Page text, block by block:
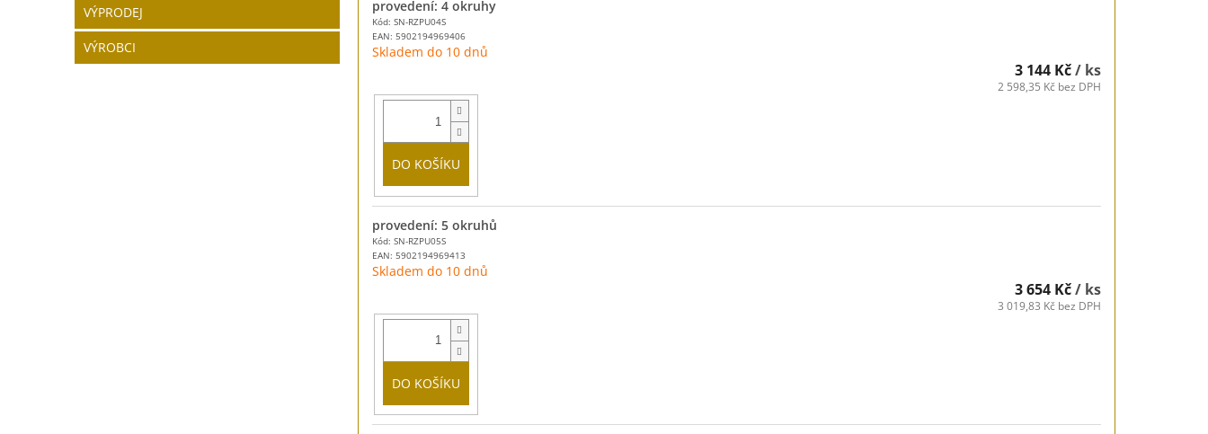
VÝPRODEJ
VÝROBCI
Kód: SN-RZPU04S
EAN: 5902194969406
provedení: 4 okruhy
Skladem do 10 dnů
3 144 Kč/ ks
2 598,35 Kč bez DPH
DO KOŠÍKU
Kód: SN-RZPU05S
EAN: 5902194969413
provedení: 5 okruhů
Skladem do 10 dnů
3 654 Kč/ ks
3 019,83 Kč bez DPH
DO KOŠÍKU